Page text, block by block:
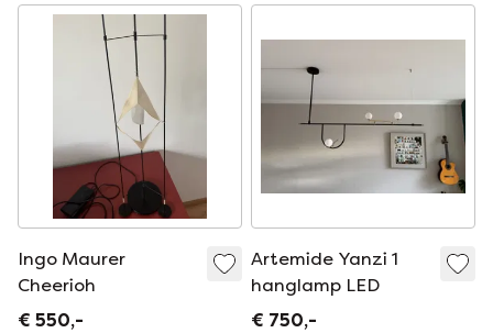
Ingo Maurer
Cheerioh
€ 550,-
Artemide Yanzi 1
hanglamp LED
€ 750,-